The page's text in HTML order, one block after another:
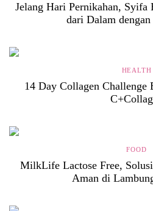
Jelang Hari Pernikahan,
dari Dalam
HEALTH
14 Day Collagen Challenge
FOOD
MilkLife Lactose Free,
Aman di